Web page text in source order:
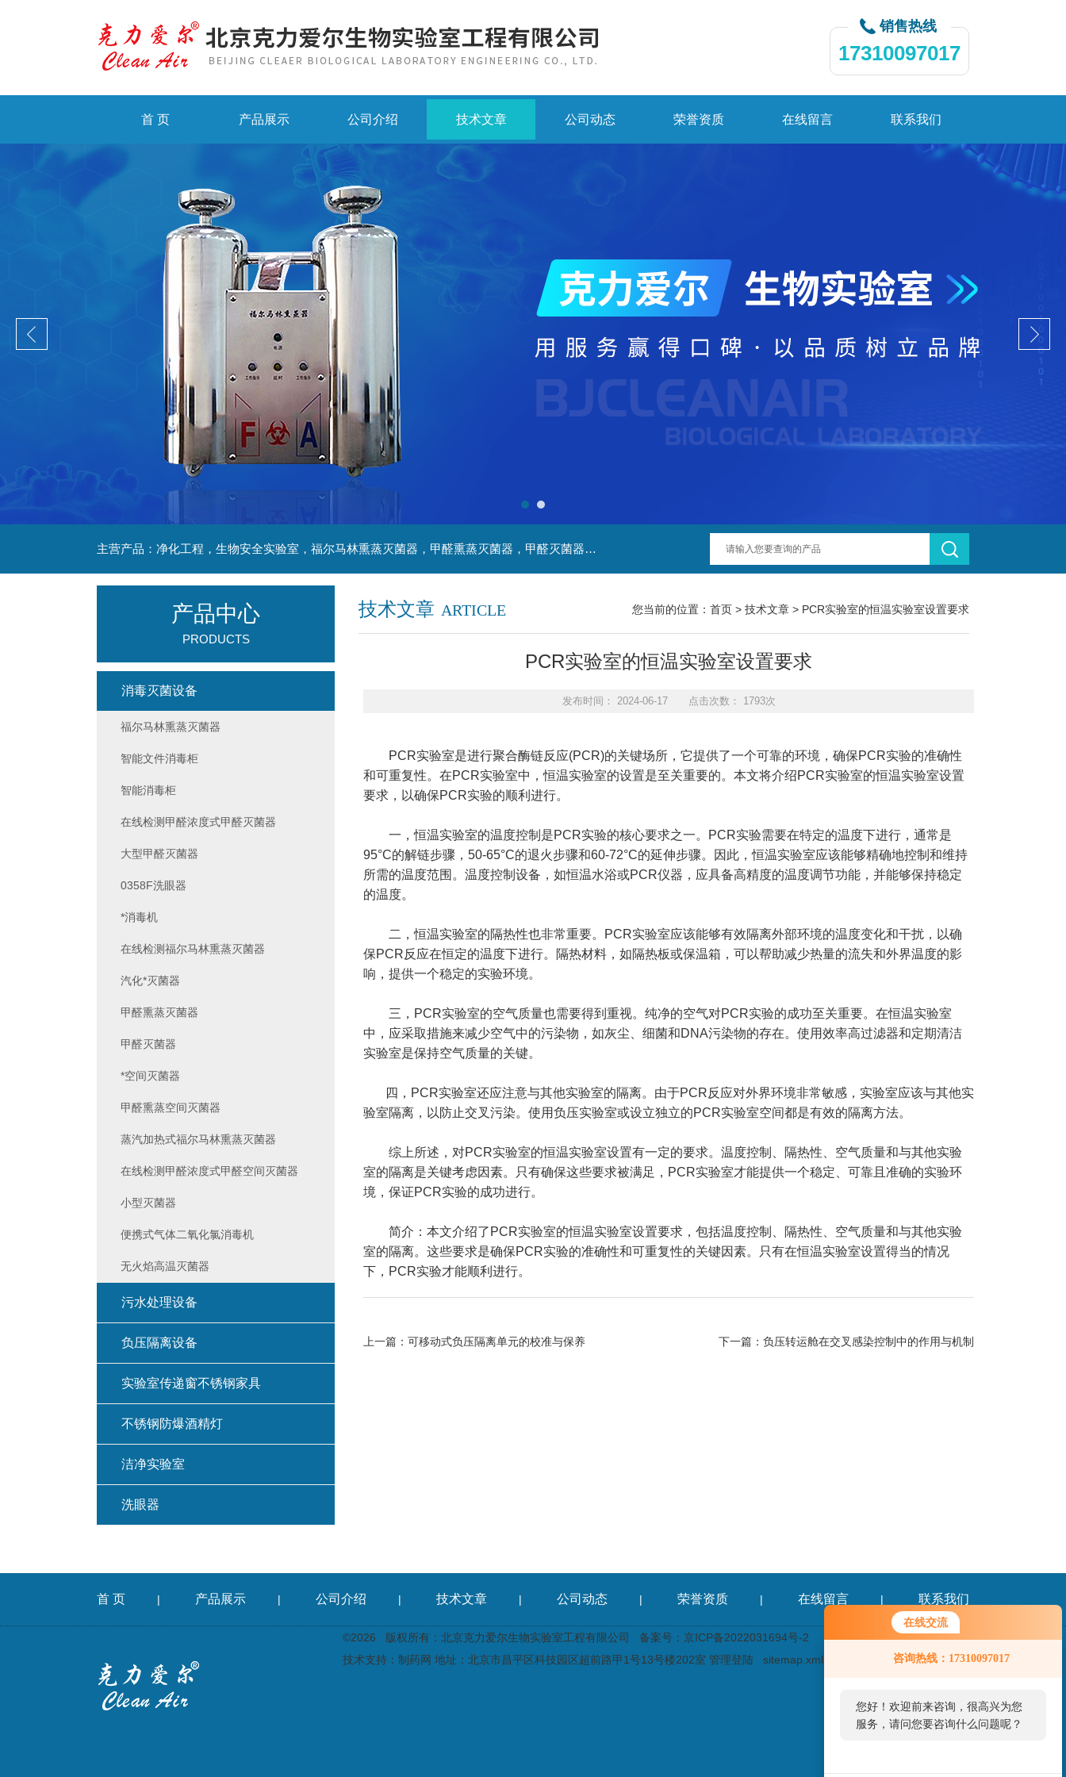
在线交流
咨询热线：17310097017
您好！欢迎前来咨询，很高兴为您
服务，请问您要咨询什么问题呢？
销售热线
17310097017
首 页 产品展示 公司介绍 技术文章 公司动态 荣誉资质 在线留言 联系我们
主营产品：净化工程，生物安全实验室，福尔马林熏蒸灭菌器，甲醛熏蒸灭菌器，甲醛灭菌器，灭菌器，不锈钢家具，不锈钢防爆酒精灯，污水处理系统，无火焰高温灭菌器，净化工程，百级恒温实验室，洁净工程，
技术文章 ARTICLE 您当前的位置： 首页 > 技术文章 > PCR实验室的恒温实验室设置要求
PCR实验室的恒温实验室设置要求
发布时间： 2024-06-17 点击次数： 1793次
PCR实验室是进行聚合酶链反应(PCR)的关键场所，它提供了一个可靠的环境，确保PCR实验的准确性
和可重复性。在PCR实验室中，恒温实验室的设置是至关重要的。本文将介绍PCR实验室的恒温实验室设置
要求，以确保PCR实验的顺利进行。
一，恒温实验室的温度控制是PCR实验的核心要求之一。PCR实验需要在特定的温度下进行，通常是
95°C的解链步骤，50-65°C的退火步骤和60-72°C的延伸步骤。因此，恒温实验室应该能够精确地控制和维持
所需的温度范围。温度控制设备，如恒温水浴或PCR仪器，应具备高精度的温度调节功能，并能够保持稳定
的温度。
二，恒温实验室的隔热性也非常重要。PCR实验室应该能够有效隔离外部环境的温度变化和干扰，以确
保PCR反应在恒定的温度下进行。隔热材料，如隔热板或保温箱，可以帮助减少热量的流失和外界温度的影
响，提供一个稳定的实验环境。
三，PCR实验室的空气质量也需要得到重视。纯净的空气对PCR实验的成功至关重要。在恒温实验室
中，应采取措施来减少空气中的污染物，如灰尘、细菌和DNA污染物的存在。使用效率高过滤器和定期清洁
实验室是保持空气质量的关键。
四，PCR实验室还应注意与其他实验室的隔离。由于PCR反应对外界环境非常敏感，实验室应该与其他实
验室隔离，以防止交叉污染。使用负压实验室或设立独立的PCR实验室空间都是有效的隔离方法。
综上所述，对PCR实验室的恒温实验室设置有一定的要求。温度控制、隔热性、空气质量和与其他实验
室的隔离是关键考虑因素。只有确保这些要求被满足，PCR实验室才能提供一个稳定、可靠且准确的实验环
境，保证PCR实验的成功进行。
简介：本文介绍了PCR实验室的恒温实验室设置要求，包括温度控制、隔热性、空气质量和与其他实验
室的隔离。这些要求是确保PCR实验的准确性和可重复性的关键因素。只有在恒温实验室设置得当的情况
下，PCR实验才能顺利进行。
下一篇： 负压转运舱在交叉感染控制中的作用与机制
上一篇： 可移动式负压隔离单元的校准与保养
产品中心
PRODUCTS
消毒灭菌设备
福尔马林熏蒸灭菌器
智能文件消毒柜
智能消毒柜
在线检测甲醛浓度式甲醛灭菌器
大型甲醛灭菌器
0358F洗眼器
*消毒机
在线检测福尔马林熏蒸灭菌器
汽化*灭菌器
甲醛熏蒸灭菌器
甲醛灭菌器
*空间灭菌器
甲醛熏蒸空间灭菌器
蒸汽加热式福尔马林熏蒸灭菌器
在线检测甲醛浓度式甲醛空间灭菌器
小型灭菌器
便携式气体二氧化氯消毒机
无火焰高温灭菌器
污水处理设备
负压隔离设备
实验室传递窗不锈钢家具
不锈钢防爆酒精灯
洁净实验室
洗眼器
首 页 | 产品展示 | 公司介绍 | 技术文章 | 公司动态 | 荣誉资质 | 在线留言 | 联系我们
©2026 版权所有：北京克力爱尔生物实验室工程有限公司 备案号：京ICP备2022031694号-2
技术支持： 制药网 地址：北京市昌平区科技园区超前路甲1号13号楼202室 管理登陆 sitemap.xml